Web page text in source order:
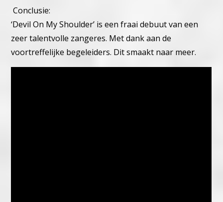
Conclusie:
‘Devil On My Shoulder’ is een fraai debuut van een
zeer talentvolle zangeres. Met dank aan de
voortreffelijke begeleiders. Dit smaakt naar meer.